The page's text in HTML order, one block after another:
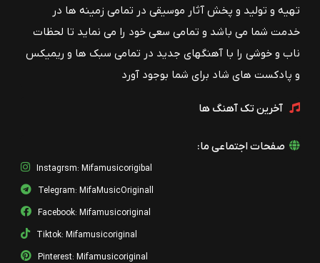
تهیه و تولید و پخش آثار موسیقی در تمامی زمینه ها در
خدمت شما می باشد و تمامی سعی خود را می نماید تا لحظات
ناب و خوشی را با آهنگهای جدید در تمامی سبک ها و ریمیکس
و پادکست های شاد برای شما بوجود آورد
آخرین تک آهنگ ها
صفحات اجتماعی ما:
Instagrsm: Mifamusicorigibal
Telegram: MifaMusicOriginall
Facebook: Mifamusicoriginal
Tiktok: Mifamusicoriginal
Pinterest: Mifamusicoriginal